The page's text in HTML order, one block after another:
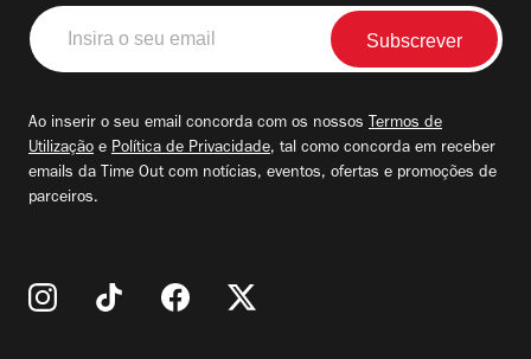
Insira
o
seu
Ao inserir o seu email concorda com os nossos Termos de
Utilização e Política de Privacidade, tal como concorda em receber
emails da Time Out com notícias, eventos, ofertas e promoções de
parceiros.